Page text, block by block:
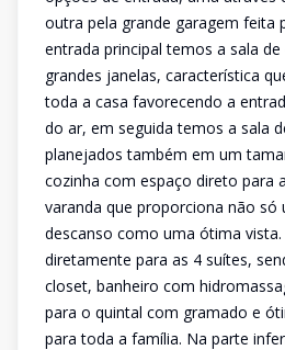
outra pela grande garagem feita
entrada principal temos a sala
grandes janelas, característica
toda a casa favorecendo a
do ar, em seguida temos a sala
planejados também em um
cozinha com espaço direto para
varanda que proporciona não só
descanso como uma ótima
diretamente para as 4 suítes,
closet, banheiro com
para o quintal com gramado e
para toda a família. Na parte